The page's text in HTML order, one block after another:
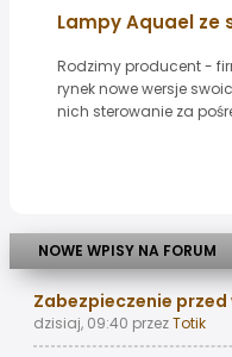
Lampy Aquael
Rodzimy producent -
rynek nowe wersje
nich sterowanie za
NOWE WPISY NA FORUM
Zabezpieczenie
dzisiaj, 09:40 przezTotik